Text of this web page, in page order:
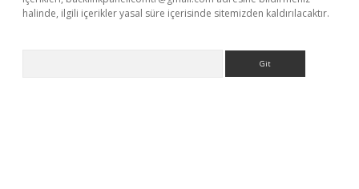
halinde, ilgili içerikler yasal süre içerisinde sitemizden kaldırılacaktır.